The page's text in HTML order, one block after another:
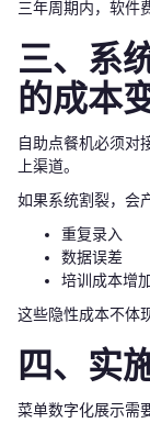
三年周期内，软件
三、系
的成本
自助点餐机必须对
上渠道。
如果系统割裂，会
重复录入
数据误差
培训成本增
这些隐性成本不体
四、实
菜单数字化展示需